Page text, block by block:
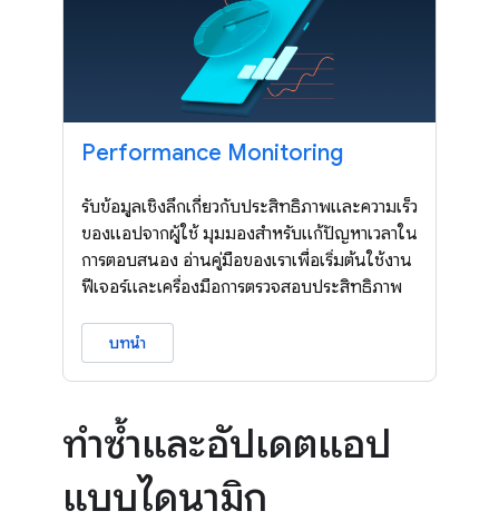
Performance Monitoring
รับข้อมูลเชิงลึกเกี่ยวกับประสิทธิภาพและความเร็ว
ของแอปจากผู้ใช้ มุมมองสำหรับแก้ปัญหาเวลาใน
การตอบสนอง อ่านคู่มือของเราเพื่อเริ่มต้นใช้งาน
ฟีเจอร์และเครื่องมือการตรวจสอบประสิทธิภาพ
บทนำ
ทำซ้ำและอัปเดตแอป
แบบไดนามิก